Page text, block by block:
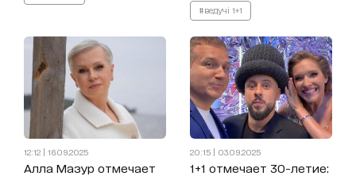
#ведучі 1+1
12:12 | 16.09.2025
Алла Мазур отмечает
20:15 | 03.09.2025
1+1 отмечает 30-летие: